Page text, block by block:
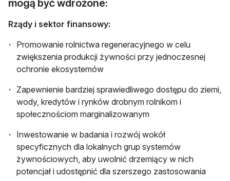
mogą być wdrożone:
Rządy i sektor finansowy:
Promowanie rolnictwa regeneracyjnego w celu
zwiększenia produkcji żywności przy jednoczesnej
ochronie ekosystemów
Zapewnienie bardziej sprawiedliwego dostępu do ziemi,
wody, kredytów i rynków drobnym rolnikom i
społecznościom marginalizowanym
Inwestowanie w badania i rozwój wokół
specyficznych dla lokalnych grup systemów
żywnościowych, aby uwolnić drzemiący w nich
potencjał i udostępnić dla szerszego zastosowania